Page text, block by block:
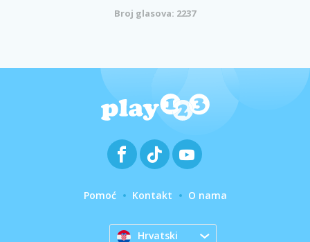
Broj glasova: 2237
Pomoć Kontakt O nama
Hrvatski